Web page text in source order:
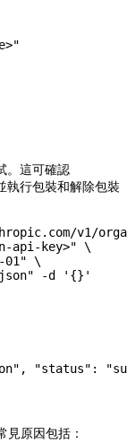
。這可確認
行包裝和解除包裝
v1/
api-key>" \
01" \
-d '{}'
, "status" :
見原因包括：